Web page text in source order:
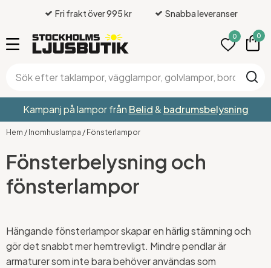
Fri frakt över 995 kr Snabba leveranser
0 0
Kampanj på lampor från Belid& badrumsbelysning
Hem / Inomhuslampa / Fönsterlampor
Fönsterbelysning och
fönsterlampor
Hängande fönsterlampor skapar en härlig stämning och
gör det snabbt mer hemtrevligt. Mindre pendlar är
armaturer som inte bara behöver användas som